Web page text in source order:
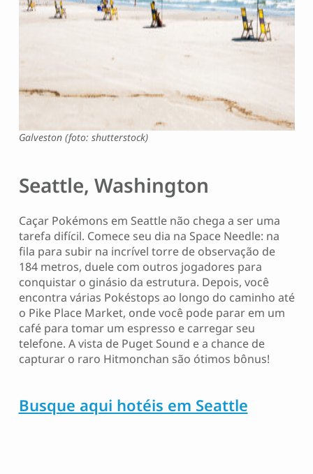
Galveston (foto: shutterstock)
Seattle, Washington
Caçar Pokémons em Seattle não chega a ser uma
tarefa difícil. Comece seu dia na Space Needle: na
fila para subir na incrível torre de observação de
184 metros, duele com outros jogadores para
conquistar o ginásio da estrutura. Depois, você
encontra várias Pokéstops ao longo do caminho até
o Pike Place Market, onde você pode parar em um
café para tomar um espresso e carregar seu
telefone. A vista de Puget Sound e a chance de
capturar o raro Hitmonchan são ótimos bônus!
Busque aqui hotéis em Seattle